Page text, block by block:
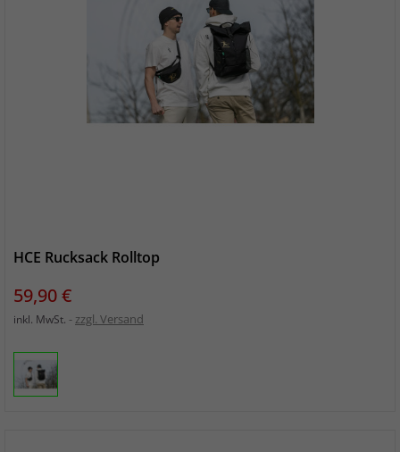
HCE Rucksack Rolltop
Preis
59,90 €
inkl. MwSt. zzgl. Versand